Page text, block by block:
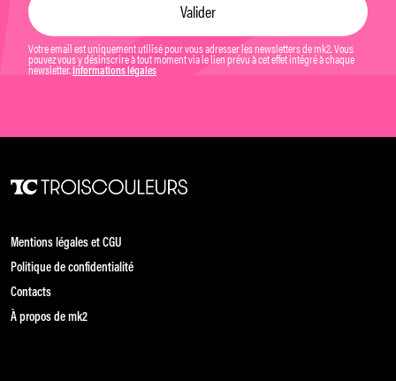
Votre email est uniquement utilisé pour vous adresser les newsletters de mk2. Vous
pouvez vous y désinscrire à tout moment via le lien prévu à cet effet intégré à chaque
newsletter. Informations légales
Mentions légales et CGU
Politique de confidentialité
Contacts
À propos de mk2